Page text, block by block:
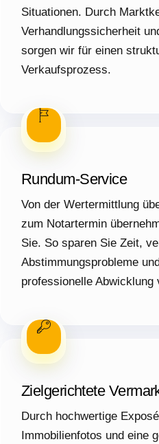
Situationen. Durch
Verhandlungssicherheit
sorgen wir für einen
Verkaufsprozess.
Rundum-Service
Von der Wertermittlung
zum Notartermin
Sie. So sparen Sie Zeit,
Abstimmungsprobleme
professionelle Abwicklung
Zielgerichtete
Durch hochwertige
Immobilienfotos und eine